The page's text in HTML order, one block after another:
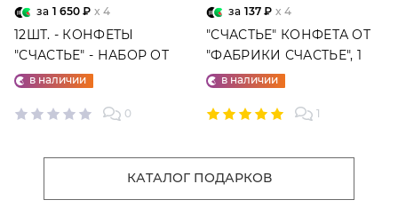
за 1 650 ₽ x 4
12ШТ. - КОНФЕТЫ
"СЧАСТЬЕ" - НАБОР ОТ
"ФАБРИКИ СЧАСТЬЕ"
в наличии
0
за 137 ₽ x 4
"СЧАСТЬЕ" КОНФЕТА ОТ
"ФАБРИКИ СЧАСТЬЕ", 1
ШТ.в наличии
1
КАТАЛОГ ПОДАРКОВ